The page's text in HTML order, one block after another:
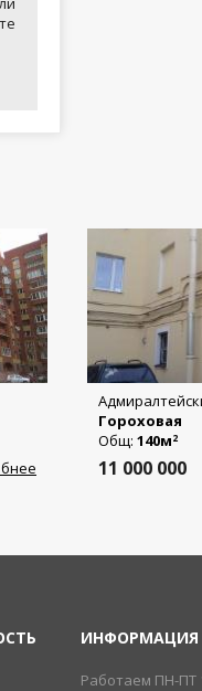
Гороховая
Общ: 140м2
11 000 000
ИНФОРМАЦИЯ
Работаем ПН-ПТ